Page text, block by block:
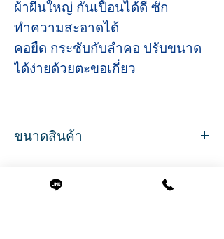
ผ้าผืนใหญ่ กันเปื้อนได้ดี ซัก
ทำความสะอาดได้
คอยืด กระชับกับลำคอ ปรับขนาด
ได้ง่ายด้วยตะขอเกี่ยว
ขนาดสินค้า
กว้าง 142 ซม.